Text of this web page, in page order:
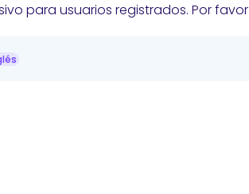
para usuarios registrados. Por favor